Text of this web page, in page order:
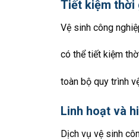
Tiết kiệm thời
Vệ sinh công
có thể tiết kiệm
toàn bộ quy trình
Linh hoạt và
Dịch vụ vệ sinh